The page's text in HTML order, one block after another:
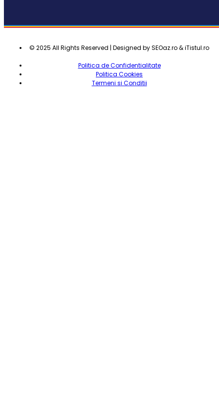
© 2025 All Rights Reserved | Designed by SEOaz.ro & iTistul.ro
Politica de Confidentialitate
Politica Cookies
Termeni si Conditii